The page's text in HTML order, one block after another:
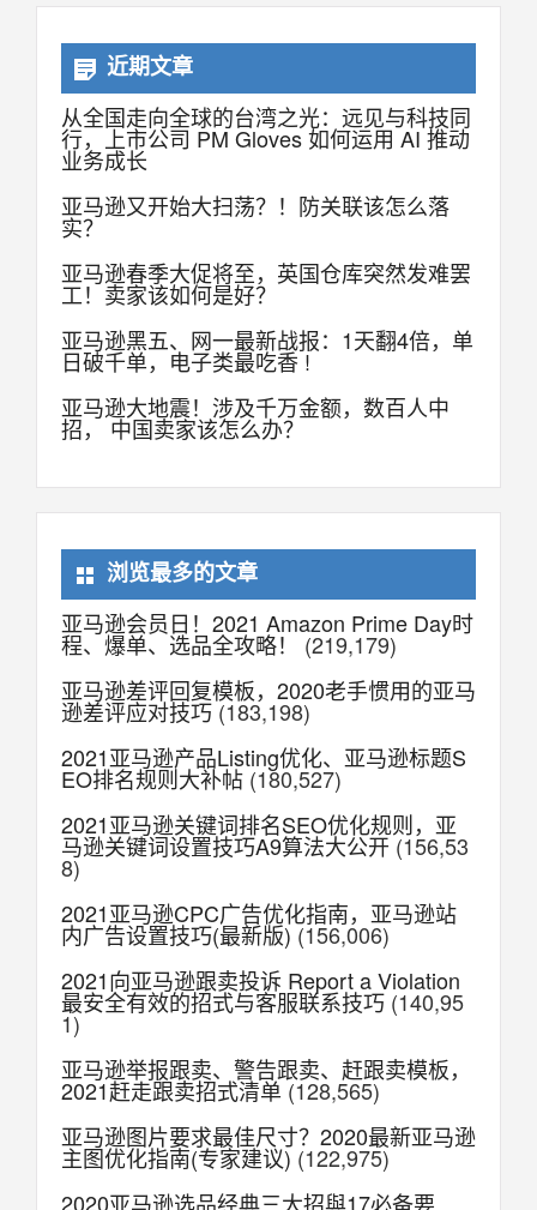
近期文章
从全国走向全球的台湾之光：远见与科技同
行，上市公司 PM Gloves 如何运用 AI 推动
业务成长
亚马逊又开始大扫荡？！防关联该怎么落
实？
亚马逊春季大促将至，英国仓库突然发难罢
工！卖家该如何是好？
亚马逊黑五、网一最新战报：1天翻4倍，单
日破千单，电子类最吃香 !
亚马逊大地震！涉及千万金额，数百人中
招， 中国卖家该怎么办？
浏览最多的文章
亚马逊会员日！2021 Amazon Prime Day时
程、爆单、选品全攻略！
(219,179)
亚马逊差评回复模板，2020老手惯用的亚马
逊差评应对技巧(183,198)
2021亚马逊产品Listing优化、亚马逊标题S
EO排名规则大补帖 (180,527)
2021亚马逊关键词排名SEO优化规则，亚
马逊关键词设置技巧A9算法大公开(156,53
8)
2021亚马逊CPC广告优化指南，亚马逊站
内广告设置技巧(最新版)(156,006)
2021向亚马逊跟卖投诉 Report a Violation
最安全有效的招式与客服联系技巧 (140,95
1)
亚马逊举报跟卖、警告跟卖、赶跟卖模板，
2021赶走跟卖招式清单(128,565)
亚马逊图片要求最佳尺寸？2020最新亚马逊
主图优化指南(专家建议) (122,975)
2020亚马逊选品经典三大招與17必备要